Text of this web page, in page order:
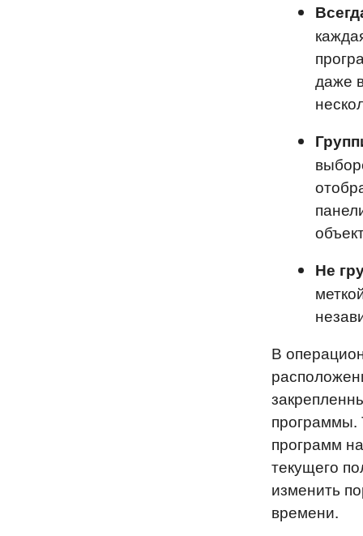
даже
Не
В
программы.
программ
текущего
изменить
времени.